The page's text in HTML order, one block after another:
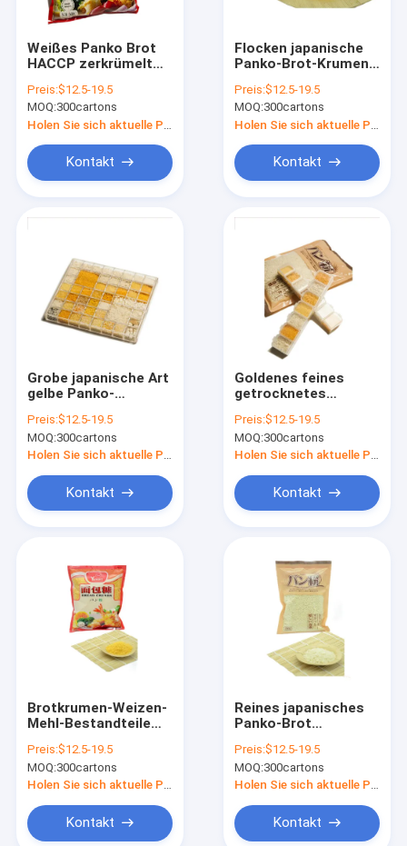
Produits
Über uns
Kontakt
Japanische Panko-Brot-Krumen
Yaki Nori Seaweed
Weißes Panko Brot
HACCP zerkrümelt
Flocken für
Supermärkte
Preis:$12.5-19.5
MOQ:300cartons
Kontakt
Flocken japanische
Panko-Brot-Krumen
Coating
Preis:$12.5-19.5
MOQ:300cartons
Kontakt
Grobe japanische Art
gelbe Panko-
Monate Regal-Zeit-
Preis:$12.5-19.5
MOQ:300cartons
Holen Sie sich aktuelle Preis
Kontakt
Goldenes feines
getrocknetes
Brot zerkrümelt
Zertifikat 2mm ISO
Haccp
Preis:$12.5-19.5
MOQ:300cartons
Holen Sie sich aktuelle Preis
Kontakt
Brotkrumen-Weizen-
Mehl-Bestandteile
Nahrung6mm
gesunde Panko
Preis:$12.5-19.5
MOQ:300cartons
Holen Sie sich aktuelle Preis
Kontakt
Reines japanisches
Panko-Brot
bratenes Fisch-
Rindfleisch-Steak
Preis:$12.5-19.5
MOQ:300cartons
Holen Sie sich aktuelle Preis
Kontakt